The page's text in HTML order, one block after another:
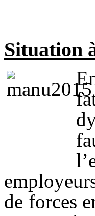
Situation
de forces